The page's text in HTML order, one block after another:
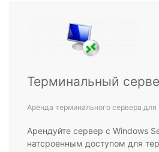
Терминальный
Аренда терминального сервера для
Арендуйте сервер с Windows
натсроенным доступом для